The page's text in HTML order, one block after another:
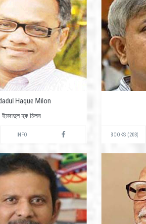
Haque Milon
ইমদাদুল হক মিলন
INFO BOOKS (208)